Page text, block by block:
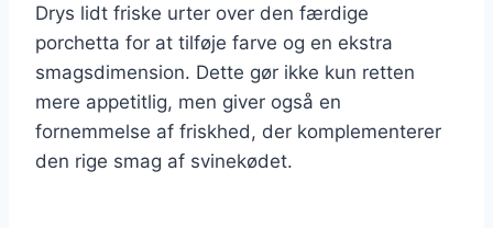
Drys lidt friske urter over den færdige
porchetta for at tilføje farve og en ekstra
smagsdimension. Dette gør ikke kun retten
mere appetitlig, men giver også en
fornemmelse af friskhed, der komplementerer
den rige smag af svinekødet.